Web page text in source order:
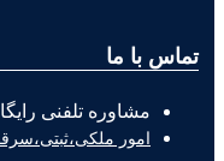
تماس با ما
مشاوره تلفنی
امور